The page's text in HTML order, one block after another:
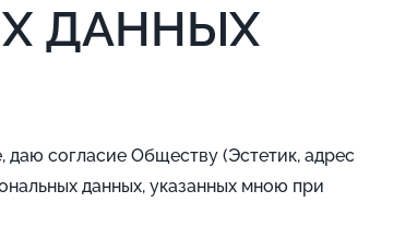
ДАННЫХ
даю согласие Обществу (Эстетик, адрес
данных, указанных мною при